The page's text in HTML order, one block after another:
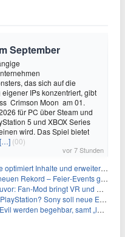
September
das sich auf die
eigener IPs konzentriert, gibt
Crimson Moon am 01.
für PC über Steam und
5 und XBOX Series
wird. Das Spiel bietet
[…] (00)
vor 7 Stunden
Inhalte und erweitert Treasure Access
Rekord – Feier‑Events gestartet
bringt VR und Ego-Perspektive nach Kanto
Sony soll neue Einnahmequellen prüfen
begehbar, samt „lebensgroßem Leon“